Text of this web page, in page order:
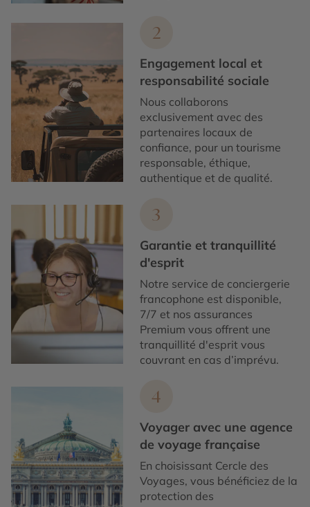
2
Engagement local et
responsabilité sociale
Nous collaborons
exclusivement avec des
partenaires locaux de
confiance, pour un tourisme
responsable, éthique,
authentique et de qualité.
3
Garantie et tranquillité
d'esprit
Notre service de conciergerie
francophone est disponible,
7/7 et nos assurances
Premium vous offrent une
tranquillité d'esprit vous
couvrant en cas d’imprévu.
4
Voyager avec une agence
de voyage française
En choisissant Cercle des
Voyages, vous bénéficiez de la
protection des